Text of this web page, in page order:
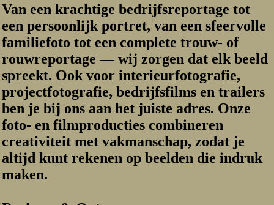
Van een krachtige bedrijfsreportage tot
een persoonlijk portret, van een sfeervolle
familiefoto tot een complete trouw- of
rouwreportage — wij zorgen dat elk beeld
spreekt. Ook voor interieurfotografie,
projectfotografie, bedrijfsfilms en trailers
ben je bij ons aan het juiste adres. Onze
foto- en filmproducties combineren
creativiteit met vakmanschap, zodat je
altijd kunt rekenen op beelden die indruk
maken.